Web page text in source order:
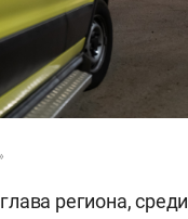
региона, среди